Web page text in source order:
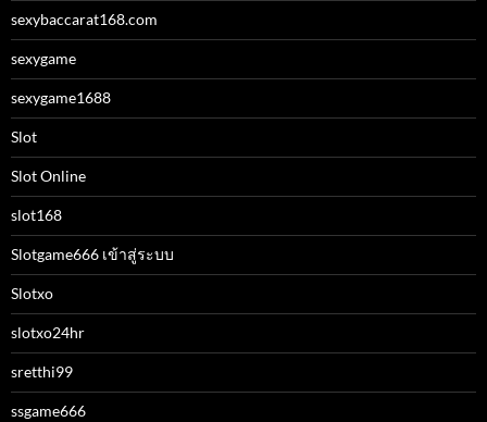
sexybaccarat168.com
sexygame
sexygame1688
Slot
Slot Online
slot168
Slotgame666 เข้าสู่ระบบ
Slotxo
slotxo24hr
sretthi99
ssgame666